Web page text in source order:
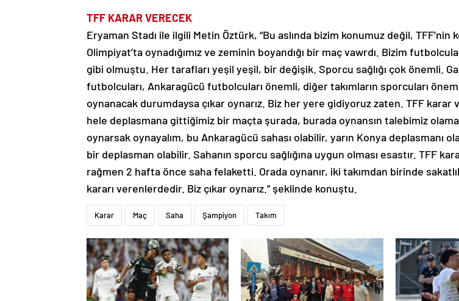
TFF KARAR VERECEK
Eryaman Stadı ile ilgili Metin Öztürk, “Bu aslında bizim konumuz değil, TFF’nin
Olimpiyat’ta oynadığımız ve zeminin boyandığı bir maç vawrdı. Bizim
gibi olmuştu. Her tarafları yeşil yeşil, bir değişik. Sporcu sağlığı çok önemli.
futbolcuları, Ankaragücü futbolcuları önemli, diğer takımların sporcuları
oynanacak durumdaysa çıkar oynarız. Biz her yere gidiyoruz zaten. TFF karar
hele deplasmana gittiğimiz bir maçta şurada, burada oynansın talebimiz
oynarsak oynayalım, bu Ankaragücü sahası olabilir, yarın Konya deplasmanı
bir deplasman olabilir. Sahanın sporcu sağlığına uygun olması esastır. TFF
rağmen 2 hafta önce saha felaketti. Orada oynanır, iki takımdan birinde
kararı verenlerdedir. Biz çıkar oynarız.” şeklinde konuştu.
Karar Maç Saha Şampiyon Takım